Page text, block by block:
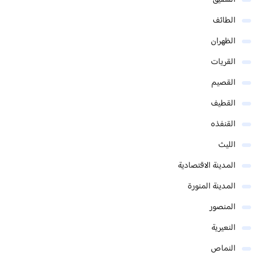
الطائف
الظهران
القريات
القصيم
القطيف
القنفذه
الليث
المدينة الاقتصادية
المدينة المنورة
المنصور
النعيرية
النماص